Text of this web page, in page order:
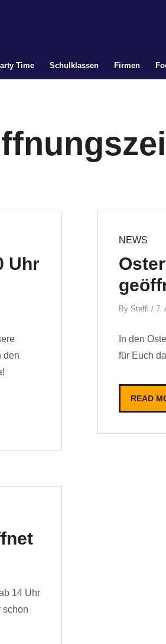
Time Schulklassen Firmen
Uhr
den
NEWS
By
By Steffi / 7.
In den
für Euch
READ
14 Uhr
schon